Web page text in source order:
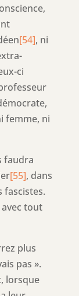
[54], ni
ci
femme, ni
faudra
[55], dans
fascistes.
tout
plus
pas ».
lorsque